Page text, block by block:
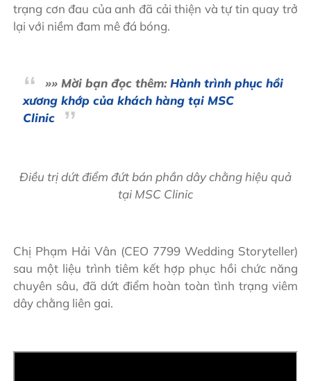
trạng cơn đau của anh đã cải thiện và tự tin quay trở
lại với niềm đam mê đá bóng.
»» Mời bạn đọc thêm:Hành trình phục hồi
xương khớp của khách hàng tại MSC
Clinic
Điều trị dứt điểm đứt bán phần dây chằng hiệu quả
tại MSC Clinic
Chị Phạm Hải Vân (CEO 7799 Wedding Storyteller)
sau một liệu trình tiêm kết hợp phục hồi chức năng
chuyên sâu, đã dứt điểm hoàn toàn tình trạng viêm
dây chằng liên gai.